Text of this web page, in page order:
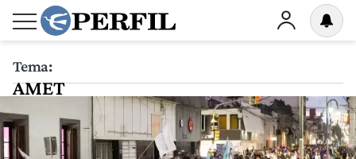
Tema:
AMET